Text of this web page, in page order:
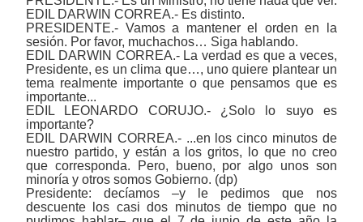
EDIL DARWIN CORREA.- Es distinto.
PRESIDENTE.- Vamos a mantener el orden en la
sesión. Por favor, muchachos… Siga hablando.
EDIL DARWIN CORREA.- La verdad es que a veces,
Presidente, es un clima que…, uno quiere plantear un
tema realmente importante o que pensamos que es
importante...
EDIL LEONARDO CORUJO.- ¿Solo lo suyo es
importante?
EDIL DARWIN CORREA.- ...en los cinco minutos de
nuestro partido, y están a los gritos, lo que no creo
que corresponda. Pero, bueno, por algo unos son
minoría y otros somos Gobierno. (dp)
Presidente: decíamos ‒y le pedimos que nos
descuente los casi dos minutos de tiempo que no